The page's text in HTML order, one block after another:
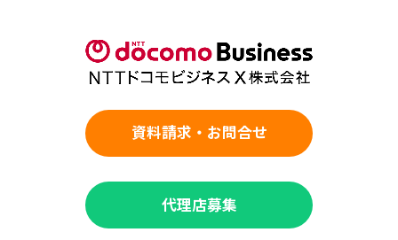
資料請求・お問合せ
代理店募集